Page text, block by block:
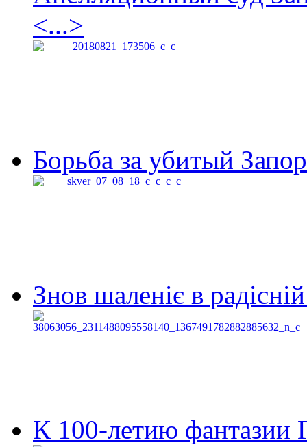
<...>
Борьба за убитый
Знов шаленіє в
К 100-летию фантазии